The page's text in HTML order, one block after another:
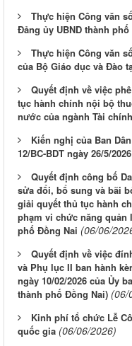
Thực hiện Công văn
Đảng ủy UBND thành phố
Thực hiện Công văn
của Bộ Giáo dục và Đào
Quyết định về việc
tục hành chính nội bộ
nước của ngành Tài
Kiến nghị của Ban
12/BC-BDT ngày 26/5/2026
Quyết định công bố
sửa đổi, bổ sung và bãi
giải quyết thủ tục hành
phạm vi chức năng quản
phố Đồng Nai (06/06/
Quyết định về việc
và Phụ lục II ban hành
ngày 10/02/2026 của Ủy
thành phố Đồng Nai) (06/
Kinh phí tổ chức Lễ
quốc gia (06/06/2026)